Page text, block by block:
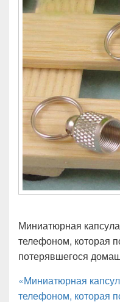
Миниатюрная
телефоном, которая
потерявшегося
«Миниатюрная
телефоном, которая